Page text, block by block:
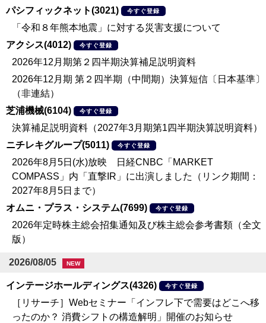
パシフィックネット(3021)
今すぐ登録
「令和８年熊本地震」に対する災害支援について
アクシス(4012)
今すぐ登録
2026年12月期第２四半期決算補足説明資料
2026年12月期 第２四半期（中間期）決算短信〔日本基準〕
（非連結）
芝浦機械(6104)
今すぐ登録
決算補足説明資料（2027年3月期第1四半期決算説明資料）
ニチレキグループ(5011)
今すぐ登録
2026年8月5日(水)放映 日経CNBC「MARKET
COMPASS」内「直撃IR」に出演しました（リンク期間：
2027年8月5日まで）
オムニ・プラス・システム(7699)
今すぐ登録
2026年定時株主総会招集通知及び株主総会参考書類（全文
版）
2026/08/05 NEW
インテージホールディングス(4326) 今すぐ登録
［リサーチ］Webセミナー「インフレ下で需要はどこへ移
ったのか？ 消費シフトの構造解明」開催のお知らせ